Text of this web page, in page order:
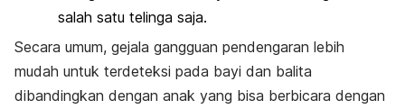
salah satu telinga saja.
Secara umum, gejala gangguan pendengaran lebih
mudah untuk terdeteksi pada bayi dan balita
dibandingkan dengan anak yang bisa berbicara dengan